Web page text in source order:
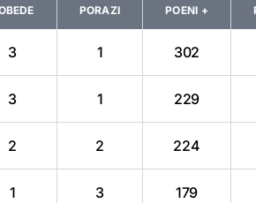
PORAZI POENI +
3 1 302
3 1 229
2 2 224
1 3 179